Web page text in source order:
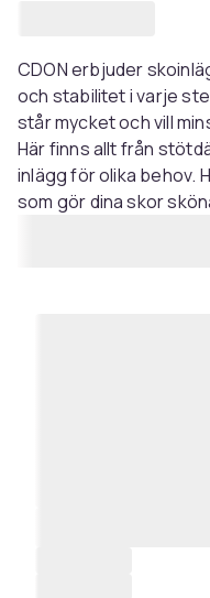
CDON erbjuder
och stabilitet i varje
står mycket och vill
Här finns allt från
inlägg för olika behov.
som gör dina skor